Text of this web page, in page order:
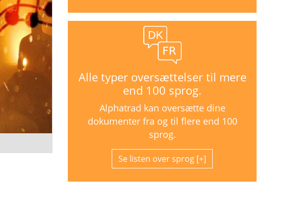
Alle typer oversættelser til mere
end 100 sprog.
Alphatrad kan oversætte dine
dokumenter fra og til flere end 100
sprog.
Se listen over sprog